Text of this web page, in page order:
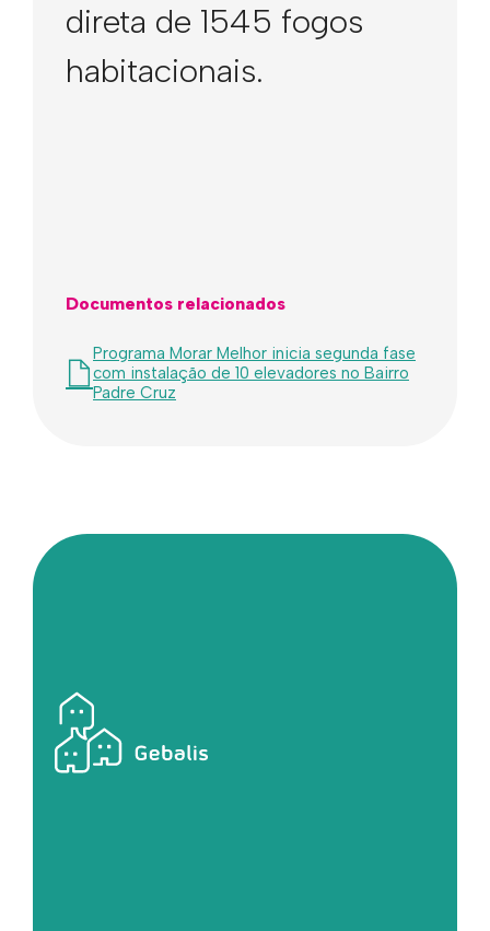
direta de 1545 fogos
habitacionais.
Documentos relacionados
Programa Morar Melhor inicia segunda fase
com instalação de 10 elevadores no Bairro
Padre Cruz